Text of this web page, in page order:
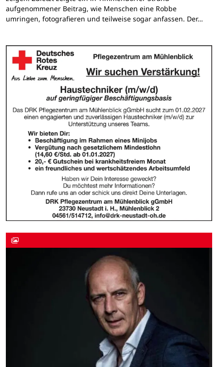
aufgenommener Beitrag, wie Menschen eine Robbe
umringen, fotografieren und teilweise sogar anfassen. Der…